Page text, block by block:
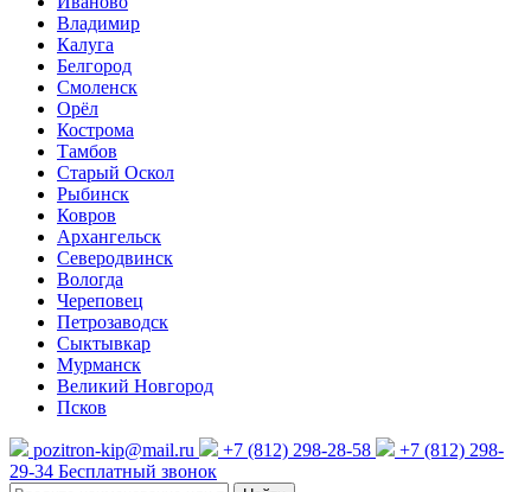
Владимир
Калуга
Белгород
Смоленск
Орёл
Кострома
Тамбов
Старый Оскол
Рыбинск
Ковров
Архангельск
Северодвинск
Вологда
Череповец
Петрозаводск
Сыктывкар
Мурманск
Великий Новгород
Псков
pozitron-kip@mail.ru +7 (812) 298-28-58
+7 (812) 298-
29-34 Бесплатный звонок